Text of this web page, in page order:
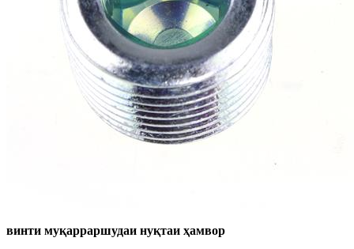
винти муқарраршудаи нуқтаи ҳамвор